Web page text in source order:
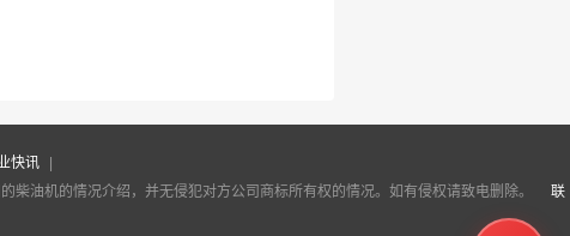
快讯
柴油机的情况介绍，并无侵犯对方公司商标所有权的情况。如有侵权请致电删除。 联